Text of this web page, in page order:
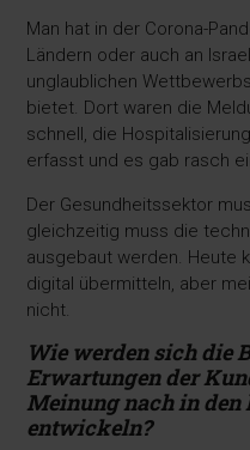
Man hat in der Corona-
Ländern oder auch an
unglaublichen
bietet. Dort waren die
schnell, die
erfasst und es gab rasch
Der Gesundheitssektor
gleichzeitig muss die
ausgebaut werden. Heute
digital übermitteln, aber
nicht.
Wie werden sich die
Erwartungen der
Meinung nach in
entwickeln?